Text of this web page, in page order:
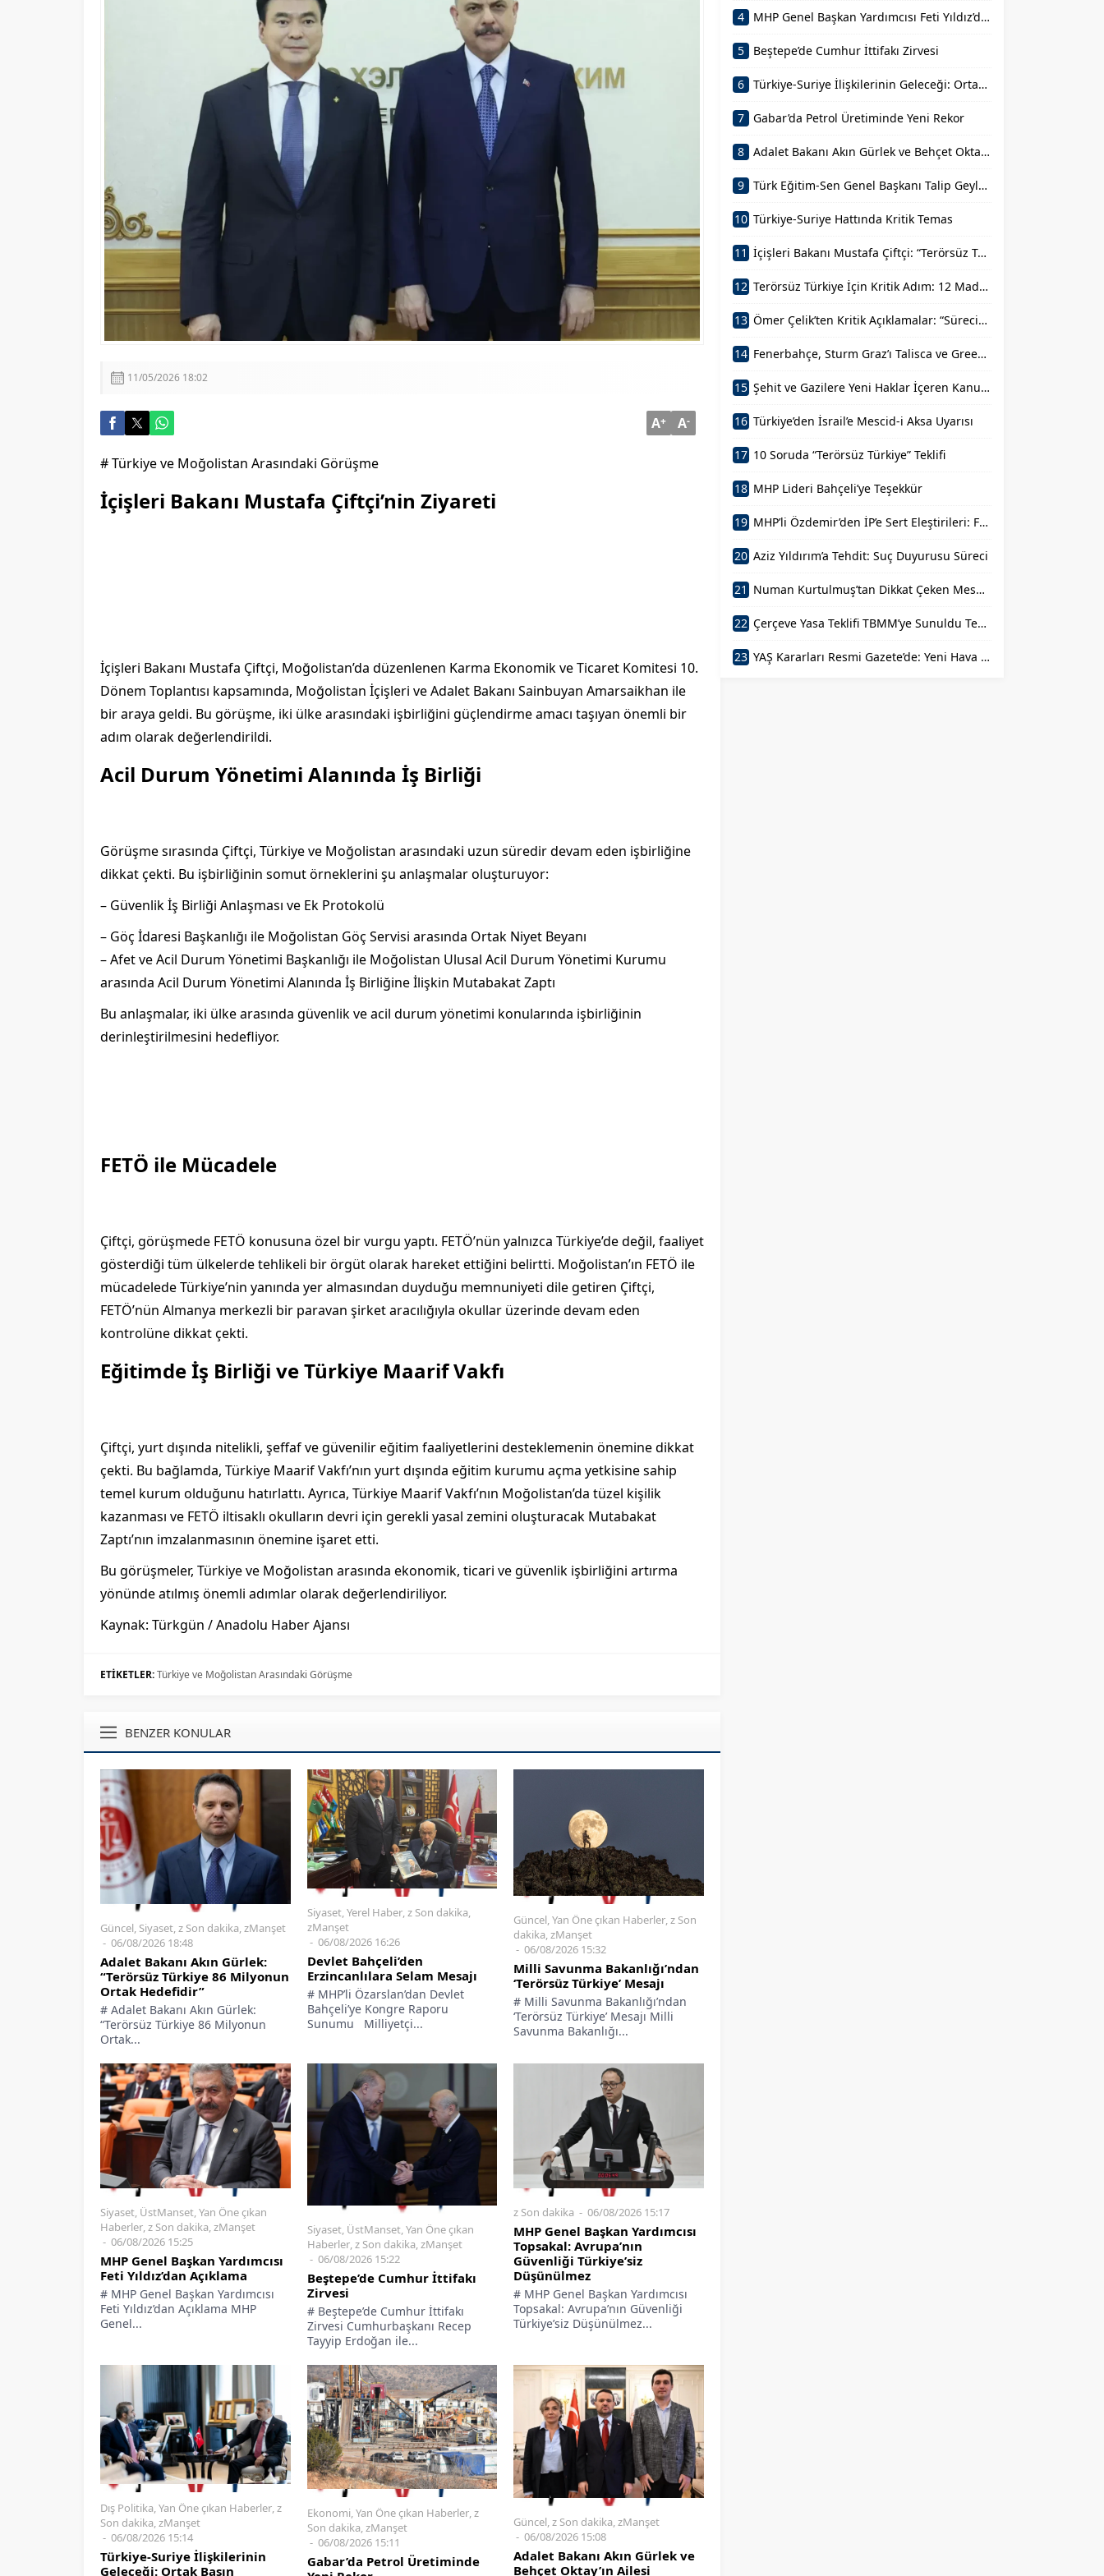
Adalet Bakanı Akın Gürlek: “Terörsüz Türkiye 86 Milyonun Ortak Hedefidir”
11/05/2026 18:02
A+ A-
# Türkiye ve Moğolistan Arasındaki Görüşme
İçişleri Bakanı Mustafa Çiftçi’nin Ziyareti
İçişleri Bakanı Mustafa Çiftçi, Moğolistan’da düzenlenen Karma Ekonomik ve Ticaret Komitesi 10.
Dönem Toplantısı kapsamında, Moğolistan İçişleri ve Adalet Bakanı Sainbuyan Amarsaikhan ile
bir araya geldi. Bu görüşme, iki ülke arasındaki işbirliğini güçlendirme amacı taşıyan önemli bir
adım olarak değerlendirildi.
Acil Durum Yönetimi Alanında İş Birliği
Görüşme sırasında Çiftçi, Türkiye ve Moğolistan arasındaki uzun süredir devam eden işbirliğine
dikkat çekti. Bu işbirliğinin somut örneklerini şu anlaşmalar oluşturuyor:
– Güvenlik İş Birliği Anlaşması ve Ek Protokolü
– Göç İdaresi Başkanlığı ile Moğolistan Göç Servisi arasında Ortak Niyet Beyanı
– Afet ve Acil Durum Yönetimi Başkanlığı ile Moğolistan Ulusal Acil Durum Yönetimi Kurumu
arasında Acil Durum Yönetimi Alanında İş Birliğine İlişkin Mutabakat Zaptı
Bu anlaşmalar, iki ülke arasında güvenlik ve acil durum yönetimi konularında işbirliğinin
derinleştirilmesini hedefliyor.
FETÖ ile Mücadele
Çiftçi, görüşmede FETÖ konusuna özel bir vurgu yaptı. FETÖ’nün yalnızca Türkiye’de değil, faaliyet
gösterdiği tüm ülkelerde tehlikeli bir örgüt olarak hareket ettiğini belirtti. Moğolistan’ın FETÖ ile
mücadelede Türkiye’nin yanında yer almasından duyduğu memnuniyeti dile getiren Çiftçi,
FETÖ’nün Almanya merkezli bir paravan şirket aracılığıyla okullar üzerinde devam eden
kontrolüne dikkat çekti.
Eğitimde İş Birliği ve Türkiye Maarif Vakfı
Çiftçi, yurt dışında nitelikli, şeffaf ve güvenilir eğitim faaliyetlerini desteklemenin önemine dikkat
çekti. Bu bağlamda, Türkiye Maarif Vakfı’nın yurt dışında eğitim kurumu açma yetkisine sahip
temel kurum olduğunu hatırlattı. Ayrıca, Türkiye Maarif Vakfı’nın Moğolistan’da tüzel kişilik
kazanması ve FETÖ iltisaklı okulların devri için gerekli yasal zemini oluşturacak Mutabakat
Zaptı’nın imzalanmasının önemine işaret etti.
Bu görüşmeler, Türkiye ve Moğolistan arasında ekonomik, ticari ve güvenlik işbirliğini artırma
yönünde atılmış önemli adımlar olarak değerlendiriliyor.
Kaynak: Türkgün / Anadolu Haber Ajansı
ETİKETLER:Türkiye ve Moğolistan Arasındaki Görüşme
BENZER KONULAR
Güncel, Siyaset,z Son dakika,zManşet
06/08/2026 18:48
Adalet Bakanı Akın Gürlek:
“Terörsüz Türkiye 86 Milyonun
Ortak Hedefidir”
# Adalet Bakanı Akın Gürlek:
“Terörsüz Türkiye 86 Milyonun
Ortak...
Siyaset,Yerel Haber,z Son dakika,
zManşet
06/08/2026 16:26
Devlet Bahçeli’den
Erzincanlılara Selam Mesajı
# MHP’li Özarslan’dan Devlet
Bahçeli’ye Kongre Raporu
Sunumu Milliyetçi...
Güncel,Yan Öne çıkan Haberler,z Son
dakika,zManşet
06/08/2026 15:32
Milli Savunma Bakanlığı’ndan
‘Terörsüz Türkiye’ Mesajı
# Milli Savunma Bakanlığı’ndan
‘Terörsüz Türkiye’ Mesajı Milli
Savunma Bakanlığı...
Siyaset, ÜstManset,Yan Öne çıkan
Haberler,z Son dakika,zManşet
06/08/2026 15:25
MHP Genel Başkan Yardımcısı
Feti Yıldız’dan Açıklama
# MHP Genel Başkan Yardımcısı
Feti Yıldız’dan Açıklama MHP
Genel...
Siyaset, ÜstManset,Yan Öne çıkan
Haberler,z Son dakika,zManşet
06/08/2026 15:22
Beştepe’de Cumhur İttifakı
Zirvesi
# Beştepe’de Cumhur İttifakı
Zirvesi Cumhurbaşkanı Recep
Tayyip Erdoğan ile...
z Son dakika 06/08/2026 15:17
MHP Genel Başkan Yardımcısı
Topsakal: Avrupa’nın
Güvenliği Türkiye’siz
Düşünülmez
# MHP Genel Başkan Yardımcısı
Topsakal: Avrupa’nın Güvenliği
Türkiye’siz Düşünülmez...
Dış Politika,Yan Öne çıkan Haberler,z
Son dakika,zManşet
06/08/2026 15:14
Türkiye-Suriye İlişkilerinin
Geleceği: Ortak Basın
Ekonomi,Yan Öne çıkan Haberler,z
Son dakika,zManşet
06/08/2026 15:11
Gabar’da Petrol Üretiminde
Güncel,z Son dakika,zManşet
06/08/2026 15:08
Adalet Bakanı Akın Gürlek ve
Behçet Oktay’ın Ailesi
4 MHP Genel Başkan Yardımcısı Feti Yıldız’dan Açıklama
5 Beştepe’de Cumhur İttifakı Zirvesi
6 Türkiye-Suriye İlişkilerinin Geleceği: Ortak Basın Toplantısı
7 Gabar’da Petrol Üretiminde Yeni Rekor
8 Adalet Bakanı Akın Gürlek ve Behçet Oktay’ın Ailesi Görüşmesi
9 Türk Eğitim-Sen Genel Başkanı Talip Geylan’ın Açıklamaları
10 Türkiye-Suriye Hattında Kritik Temas
11 İçişleri Bakanı Mustafa Çiftçi: “Terörsüz Türkiye Devletimizin Sarsılmaz İradesidir”
12 Terörsüz Türkiye İçin Kritik Adım: 12 Maddelik Kanun Teklifi
13 Ömer Çelik’ten Kritik Açıklamalar: “Sürecin En Önemli Aşamasındayız”
14 Fenerbahçe, Sturm Graz’ı Talisca ve Greenwood’la Geçti!
15 Şehit ve Gazilere Yeni Haklar İçeren Kanun Teklifi Komisyondan Geçti
16 Türkiye’den İsrail’e Mescid-i Aksa Uyarısı
17 10 Soruda “Terörsüz Türkiye” Teklifi
18 MHP Lideri Bahçeli’ye Teşekkür
19 MHP’li Özdemir’den İP’e Sert Eleştirileri: FETÖ’nün Siyasal Mühendisi
20 Aziz Yıldırım’a Tehdit: Suç Duyurusu Süreci
21 Numan Kurtulmuş’tan Dikkat Çeken Mesaj: Devlet Aklı ile Millet İrfanı Buluştu
22 Çerçeve Yasa Teklifi TBMM’ye Sunuldu Terörün Tarihe Gömülmesi
23 YAŞ Kararları Resmi Gazete’de: Yeni Hava Kuvvetleri Komutanı Belli Oldu